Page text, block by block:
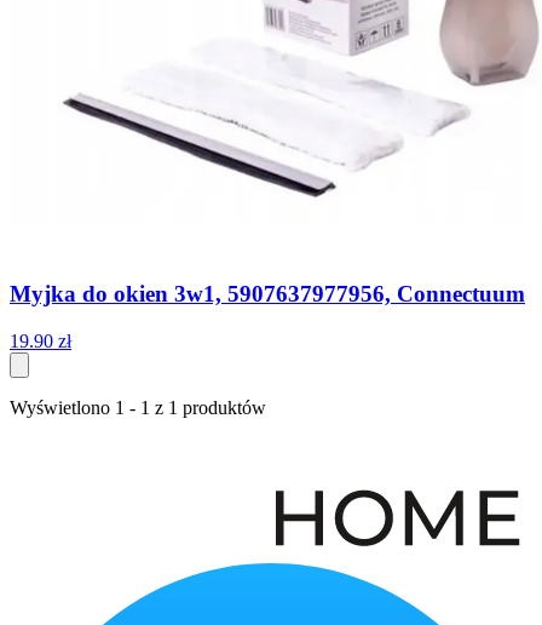
Myjka do okien 3w1, 5907637977956, Connectuum
19.90 zł
Wyświetlono 1 - 1 z 1 produktów